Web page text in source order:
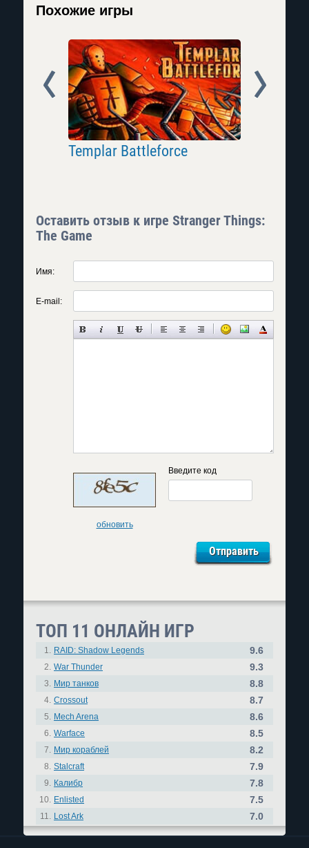
Похожие игры
Templar Battleforce
Prev
Оставить отзыв к игре Stranger Things:
The Game
Имя:
E-mail:
обновить
Введите код
ТОП 11 ОНЛАЙН ИГР
1. RAID: Shadow Legends 9.6
2. War Thunder 9.3
3. Мир танков 8.8
4. Crossout 8.7
5. Mech Arena 8.6
6. Warface 8.5
7. Мир кораблей 8.2
8. Stalcraft 7.9
9. Калибр 7.8
10. Enlisted 7.5
11. Lost Ark 7.0